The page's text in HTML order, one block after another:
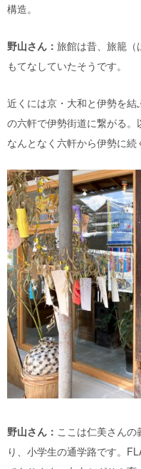
構造。
野山さん： 旅館は昔、旅籠（
もてなしていたそうです。
近くには京・大和と伊勢を
の六軒で伊勢街道に繋がる。
なんとなく六軒から伊勢に続
野山さん： ここは仁美さん
り、小学生の通学路です。